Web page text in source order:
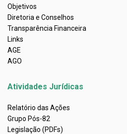
Objetivos
Diretoria e Conselhos
Transparência Financeira
Links
AGE
AGO
Atividades Jurídicas
Relatório das Ações
Grupo Pós-82
Legislação (PDFs)